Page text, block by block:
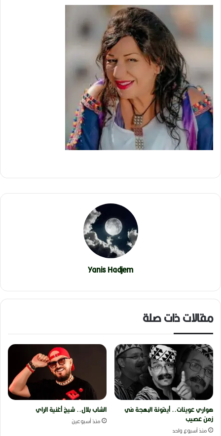
Yanis Hadjem
مقالات ذات صلة
هواري عوينات.. أيقونة البهجة في
زمن عصيب
منذ أسبوع واحد
الشاب بلال.. شيخ أغنية الراي
منذ أسبوعين